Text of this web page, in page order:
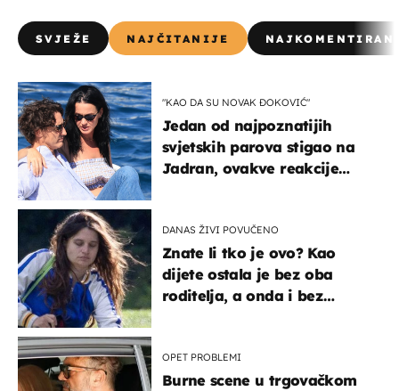
SVJEŽE NAJČITANIJE
"KAO DA SU NOVAK ĐOKOVIĆ"
Jedan od najpoznatijih
svjetskih parova stigao na
Jadran, ovakve reakcije
DANAS ŽIVI POVUČENO
Znate li tko je ovo? Kao
dijete ostala je bez oba
roditelja, a onda i bez
OPET PROBLEMI
Burne scene u trgovačkom